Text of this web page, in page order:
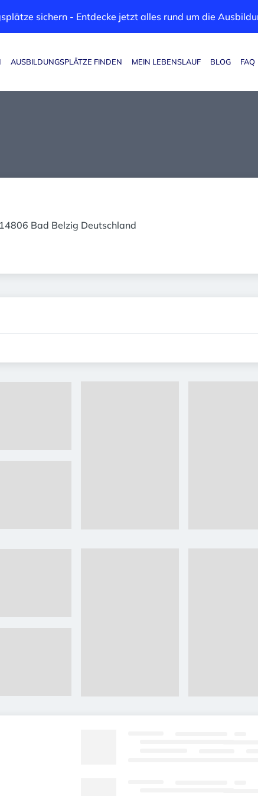
sichern - Entdecke jetzt alles rund um die
Haupt-Navigation
AUSBILDUNGSPLÄTZE FINDEN MEIN LEBENSLAUF BLOG FAQ
Bad Belzig Deutschland